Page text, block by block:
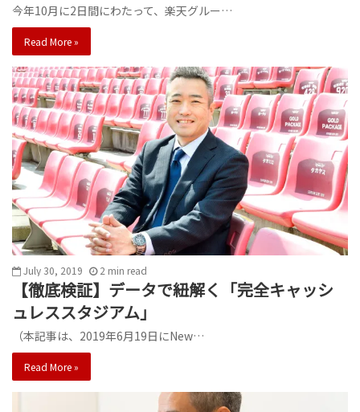
今年10月に2日間にわたって、楽天グルー…
Read More »
July 30, 2019 2 min read
【徹底検証】データで紐解く「完全キャッシ
ュレススタジアム」
（本記事は、2019年6月19日にNew…
Read More »